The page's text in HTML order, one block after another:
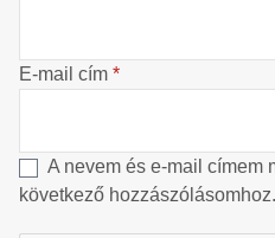
E-mail cím *
A nevem és e-mail címem
következő hozzászólásomhoz.